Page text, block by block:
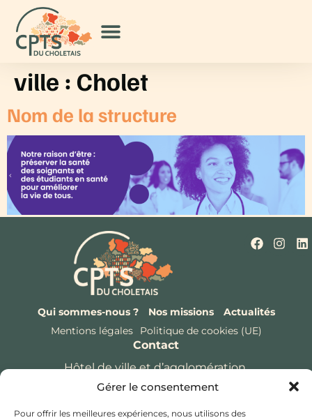
Gérer le consentement
Pour offrir les meilleures expériences, nous utilisons des
ville : Cholet
Nom de la structure
Qui sommes-nous ? Nos missions
Actualités
Mentions légales
Politique de cookies (UE)
Contact
Hôtel de ville et d’agglomération,
Rue Saint Bonaventure,
49300 Cholet